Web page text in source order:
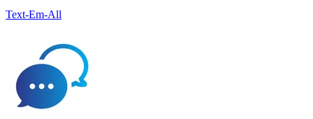
Text-Em-All